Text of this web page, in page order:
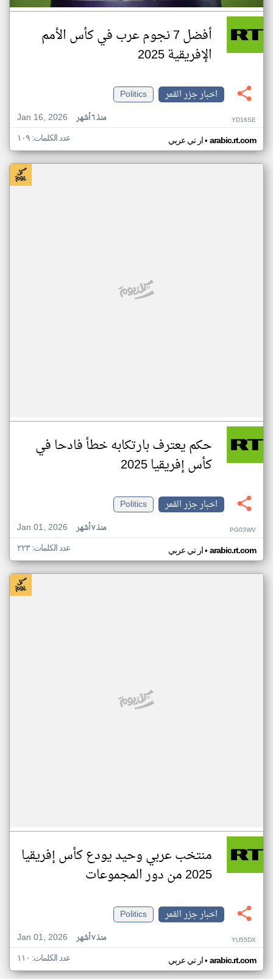
أفضل 7 نجوم عرب في كأس الأمم
الإفريقية 2025
اخبار جزر القمر
Politics
Jan 16, 2026
منذ ٦ أشهر YD16SE
ار تي عربي• arabic.rt.com عدد الكلمات: ١٠٩
حكم يعترف بارتكابه خطأ فادحا في
كأس إفريقيا 2025
اخبار جزر القمر
Politics
Jan 01, 2026
منذ ٧ أشهر PG03WV
ار تي عربي• arabic.rt.com عدد الكلمات: ٢٢٣
منتخب عربي وحيد يودع كأس إفريقيا
2025 من دور المجموعات
اخبار جزر القمر
Politics
Jan 01, 2026
منذ ٧ أشهر YU55DX
ار تي عربي• arabic.rt.com عدد الكلمات: ١١٠